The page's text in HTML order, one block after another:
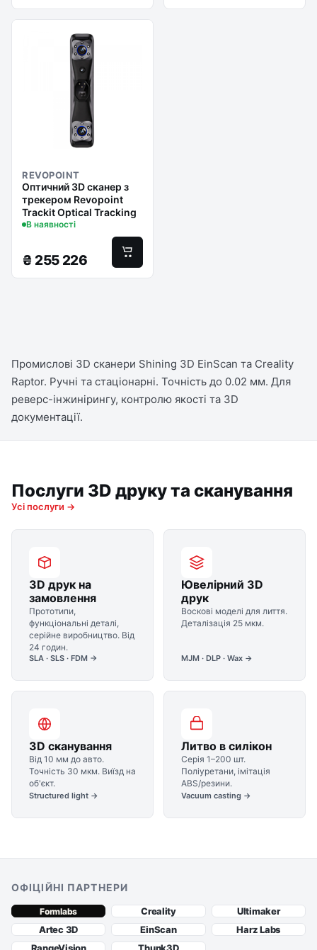
REVOPOINT
Оптичний 3D сканер з
трекером Revopoint
Trackit Optical Tracking
В наявності
₴ 255 226
Промислові 3D сканери Shining 3D EinScan та Creality
Raptor. Ручні та стаціонарні. Точність до 0.02 мм. Для
реверс-інжинірингу, контролю якості та 3D
документації.
Послуги 3D друку та сканування
Усі послуги →
3D друк на
замовлення
Прототипи,
функціональні деталі,
серійне виробництво. Від
24 годин.
SLA · SLS · FDM →
Ювелірний 3D
друк
Воскові моделі для лиття.
Деталізація 25 мкм.
MJM · DLP · Wax →
3D сканування
Від 10 мм до авто.
Точність 30 мкм. Виїзд на
об'єкт.
Structured light →
Литво в силікон
Серія 1–200 шт.
Поліуретани, імітація
ABS/резини.
Vacuum casting →
ОФІЦІЙНІ ПАРТНЕРИ
Formlabs Creality
Ultimaker
Artec 3D
EinScan
Harz Labs